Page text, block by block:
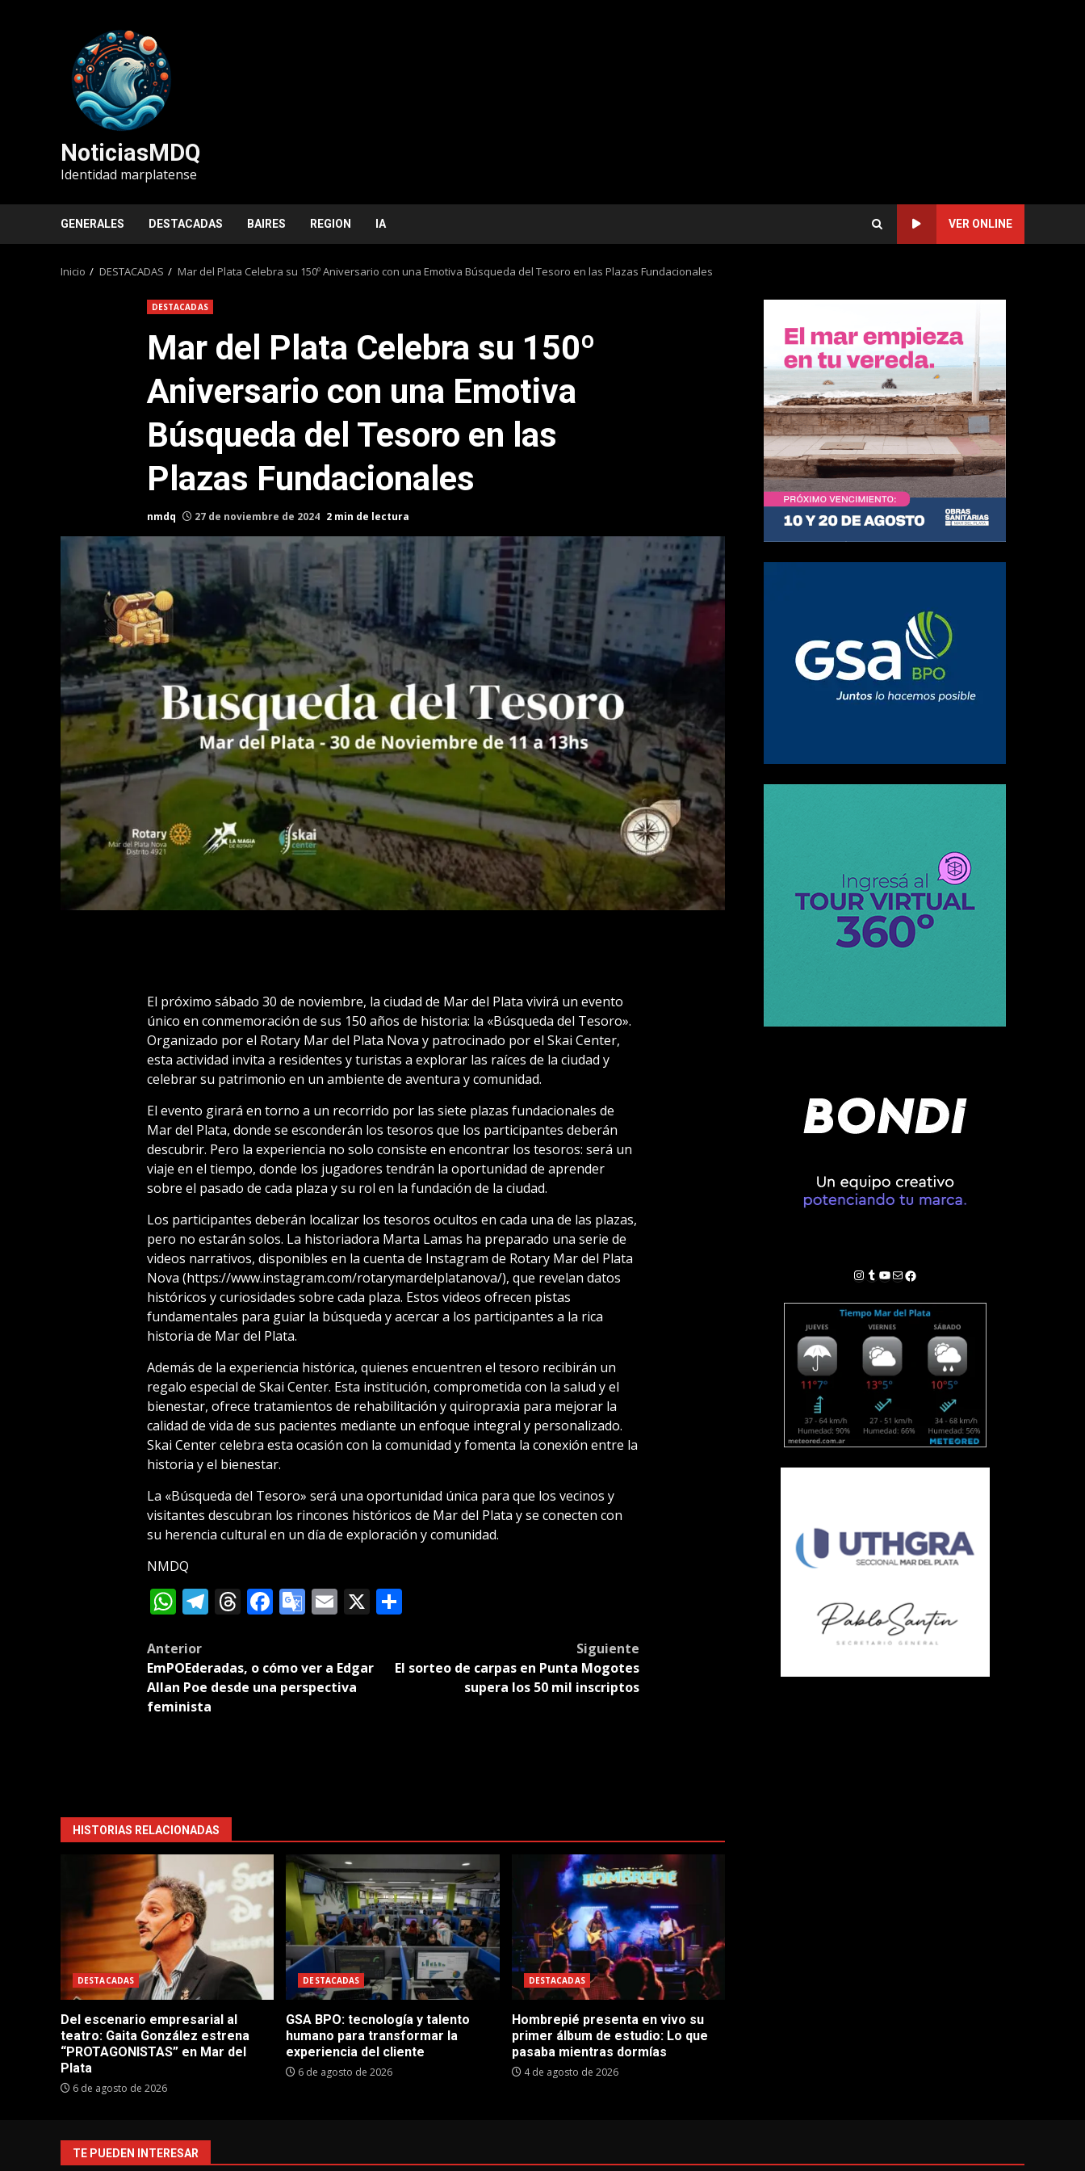
NoticiasMDQ
Identidad marplatense
GENERALES DESTACADAS BAIRES REGION IA VER ONLINE
Inicio DESTACADAS Mar del Plata Celebra su 150º Aniversario con una Emotiva Búsqueda del Tesoro en las Plazas Fundacionales
DESTACADAS
Mar del Plata Celebra su 150º
Aniversario con una Emotiva
Búsqueda del Tesoro en las
Plazas Fundacionales
nmdq 27 de noviembre de 2024 2 min de lectura
El próximo sábado 30 de noviembre, la ciudad de Mar del Plata vivirá un evento
único en conmemoración de sus 150 años de historia: la «Búsqueda del Tesoro».
Organizado por el Rotary Mar del Plata Nova y patrocinado por el Skai Center,
esta actividad invita a residentes y turistas a explorar las raíces de la ciudad y
celebrar su patrimonio en un ambiente de aventura y comunidad.
El evento girará en torno a un recorrido por las siete plazas fundacionales de
Mar del Plata, donde se esconderán los tesoros que los participantes deberán
descubrir. Pero la experiencia no solo consiste en encontrar los tesoros: será un
viaje en el tiempo, donde los jugadores tendrán la oportunidad de aprender
sobre el pasado de cada plaza y su rol en la fundación de la ciudad.
Los participantes deberán localizar los tesoros ocultos en cada una de las plazas,
pero no estarán solos. La historiadora Marta Lamas ha preparado una serie de
videos narrativos, disponibles en la cuenta de Instagram de Rotary Mar del Plata
Nova (https://www.instagram.com/rotarymardelplatanova/), que revelan datos
históricos y curiosidades sobre cada plaza. Estos videos ofrecen pistas
fundamentales para guiar la búsqueda y acercar a los participantes a la rica
historia de Mar del Plata.
Además de la experiencia histórica, quienes encuentren el tesoro recibirán un
regalo especial de Skai Center. Esta institución, comprometida con la salud y el
bienestar, ofrece tratamientos de rehabilitación y quiropraxia para mejorar la
calidad de vida de sus pacientes mediante un enfoque integral y personalizado.
Skai Center celebra esta ocasión con la comunidad y fomenta la conexión entre la
historia y el bienestar.
La «Búsqueda del Tesoro» será una oportunidad única para que los vecinos y
visitantes descubran los rincones históricos de Mar del Plata y se conecten con
su herencia cultural en un día de exploración y comunidad.
NMDQ
WhatsApp
Telegram
Threads
Facebook
Google
Translate
Email
X Compartir
Post
navigation
Anterior
EmPOEderadas, o cómo ver a Edgar
Allan Poe desde una perspectiva
feminista
Siguiente
El sorteo de carpas en Punta Mogotes
supera los 50 mil inscriptos
HISTORIAS RELACIONADAS
DESTACADAS
Del escenario empresarial al
teatro: Gaita González estrena
“PROTAGONISTAS” en Mar del
Plata
6 de agosto de 2026
DESTACADAS
GSA BPO: tecnología y talento
humano para transformar la
experiencia del cliente
6 de agosto de 2026
DESTACADAS
Hombrepié presenta en vivo su
primer álbum de estudio: Lo que
pasaba mientras dormías
4 de agosto de 2026
Instagram
Tumblr
YouTube
Correo electrónico
Facebook
TE PUEDEN INTERESAR